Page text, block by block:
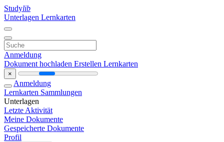
Studylib
Unterlagen Lernkarten
Anmeldung
Dokument hochladen Erstellen Lernkarten
×
Anmeldung
Lernkarten Sammlungen
Unterlagen
Letzte Aktivität
Meine Dokumente
Gespeicherte Dokumente
Profil